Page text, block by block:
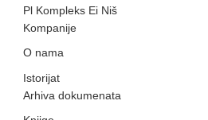
Pl Kompleks Ei Niš
Kompanije
O nama
Istorijat
Arhiva dokumenata